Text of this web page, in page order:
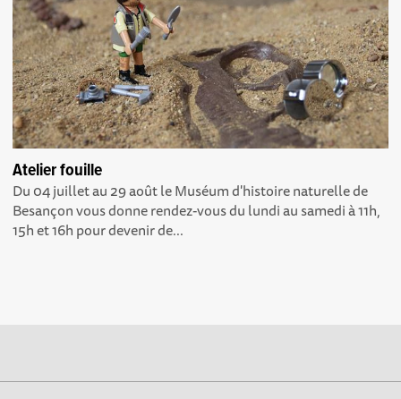
Atelier fouille
Du 04 juillet au 29 août le Muséum d'histoire naturelle de
Besançon vous donne rendez-vous du lundi au samedi à 11h,
15h et 16h pour devenir de...